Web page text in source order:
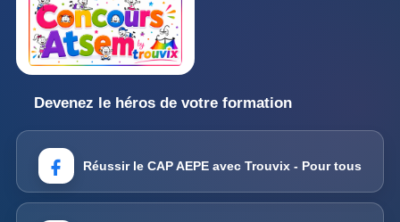
Devenez le héros de votre formation
Réussir le CAP AEPE avec Trouvix - Pour tous